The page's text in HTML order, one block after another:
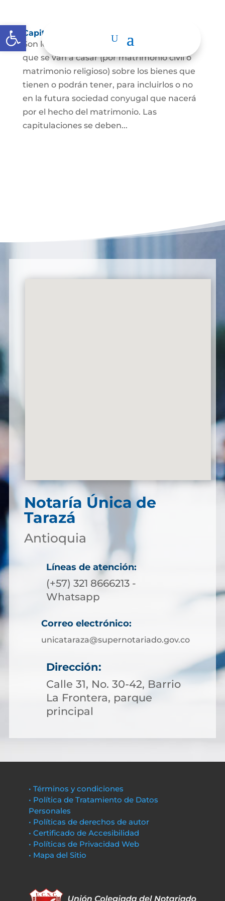
Abrir barra de herramientas
Capitulaciones Matrimoniales
Son los acuerdos que hacen las personas
que se van a casar (por matrimonio civil o
matrimonio religioso) sobre los bienes que
tienen o podrán tener, para incluirlos o no
en la futura sociedad conyugal que nacerá
por el hecho del matrimonio. Las
capitulaciones se deben...
Notaría Única de
Tarazá
Antioquia
Líneas de atención:
(+57) 321 8666213 -
Whatsapp
Correo electrónico:
unicataraza@supernotariado.gov.co
Dirección:
Calle 31, No. 30-42, Barrio
La Frontera, parque
principal
• Términos y condiciones
• Política de Tratamiento de Datos
Personales
• Políticas de derechos de autor
• Certificado de Accesibilidad
• Políticas de Privacidad Web
• Mapa del Sitio